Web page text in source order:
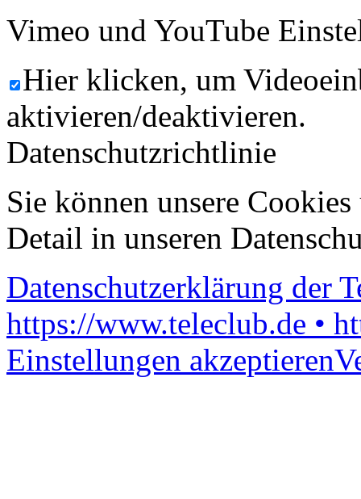
Vimeo und YouTube
Hier klicken, um
aktivieren/deaktivieren.
Datenschutzrichtlinie
Sie können unsere
Detail in unseren
Datenschutzerklärung der
https://www.teleclub.de •
Einstellungen akzeptieren